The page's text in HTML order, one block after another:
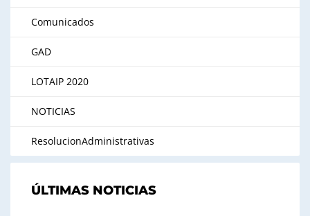
Comunicados
GAD
LOTAIP 2020
NOTICIAS
ResolucionAdministrativas
ÚLTIMAS NOTICIAS